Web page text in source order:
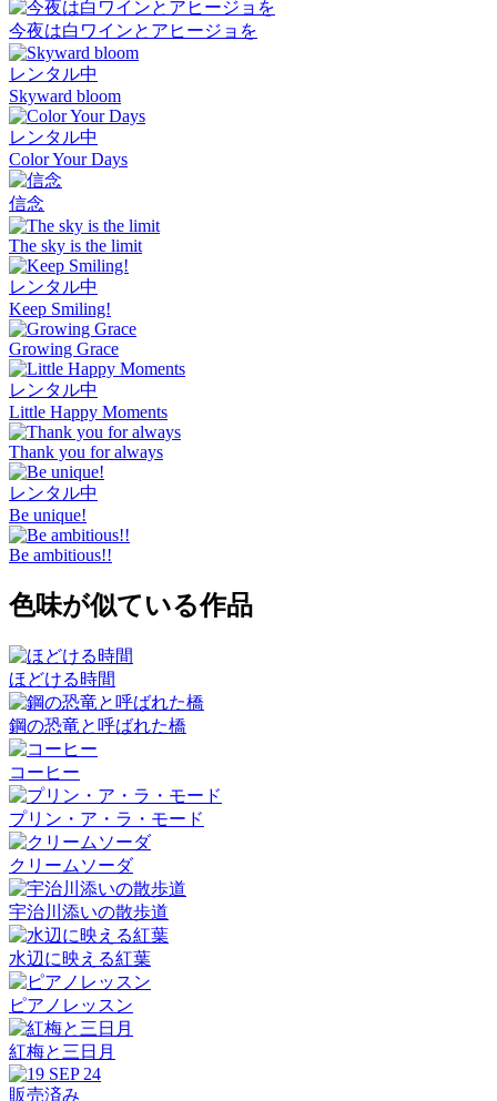
今夜は白ワインとアヒージョを
レンタル中
Skyward bloom
レンタル中
Color Your Days
信念
The sky is the limit
レンタル中
Keep Smiling!
Growing Grace
レンタル中
Little Happy Moments
Thank you for always
レンタル中
Be unique!
Be ambitious!!
色味が似ている作品
ほどける時間
鋼の恐竜と呼ばれた橋
コーヒー
プリン・ア・ラ・モード
クリームソーダ
宇治川添いの散歩道
水辺に映える紅葉
ピアノレッスン
紅梅と三日月
販売済み